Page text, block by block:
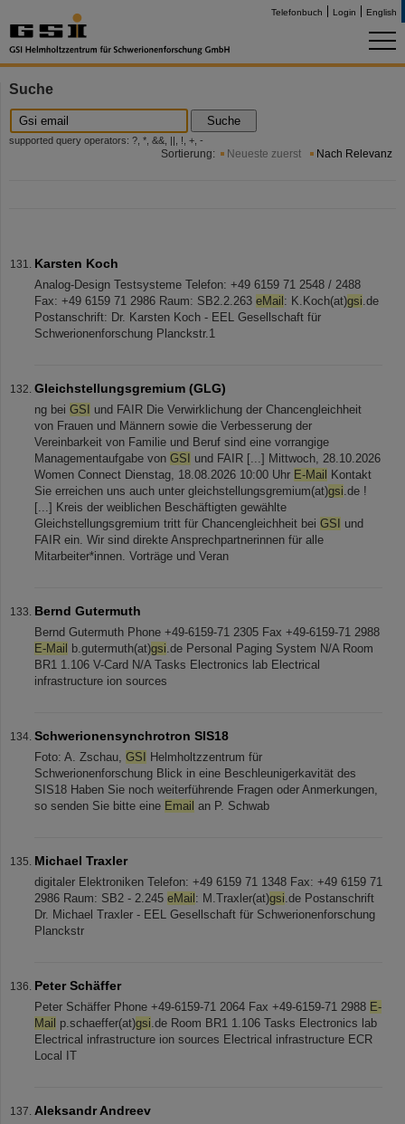
Telefonbuch Login English
Suche
Suche
supported query operators: ?, *, &&, ||, !, +, -
Sortierung: Neueste zuerst Nach Relevanz
Karsten Koch
Analog-Design Testsysteme Telefon: +49 6159 71 2548 / 2488
Fax: +49 6159 71 2986 Raum: SB2.2.263 eMail : K.Koch(at)gsi.de
Postanschrift: Dr. Karsten Koch - EEL Gesellschaft für
Schwerionenforschung Planckstr.1
Gleichstellungsgremium (GLG)
ng bei GSI
und FAIR Die Verwirklichung der Chancengleichheit
von Frauen und Männern sowie die Verbesserung der
Vereinbarkeit von Familie und Beruf sind eine vorrangige
Managementaufgabe von GSI
und FAIR [...] Mittwoch, 28.10.2026
Women Connect Dienstag, 18.08.2026 10:00 Uhr E-Mail
Kontakt
Sie erreichen uns auch unter gleichstellungsgremium(at)gsi.de !
[...] Kreis der weiblichen Beschäftigten gewählte
Gleichstellungsgremium tritt für Chancengleichheit bei GSI
und
FAIR ein. Wir sind direkte Ansprechpartnerinnen für alle
Mitarbeiter*innen. Vorträge und Veran
Bernd Gutermuth
Bernd Gutermuth Phone +49-6159-71 2305 Fax +49-6159-71 2988
E-Mail
b.gutermuth(at)gsi.de Personal Paging System N/A Room
BR1 1.106 V-Card N/A Tasks Electronics lab Electrical
infrastructure ion sources
Schwerionensynchrotron SIS18
Foto: A. Zschau, GSI
Helmholtzzentrum für
Schwerionenforschung Blick in eine Beschleunigerkavität des
SIS18 Haben Sie noch weiterführende Fragen oder Anmerkungen,
so senden Sie bitte eine Email an P. Schwab
Michael Traxler
digitaler Elektroniken Telefon: +49 6159 71 1348 Fax: +49 6159 71
2986 Raum: SB2 - 2.245 eMail : M.Traxler(at)gsi.de Postanschrift
Dr. Michael Traxler - EEL Gesellschaft für Schwerionenforschung
Planckstr
Peter Schäffer
Peter Schäffer Phone +49-6159-71 2064 Fax +49-6159-71 2988 E-
Mail p.schaeffer(at)gsi.de Room BR1 1.106 Tasks Electronics lab
Electrical infrastructure ion sources Electrical infrastructure ECR
Local IT
Aleksandr Andreev